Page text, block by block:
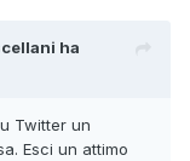
ha
Twitter un
Esci un attimo